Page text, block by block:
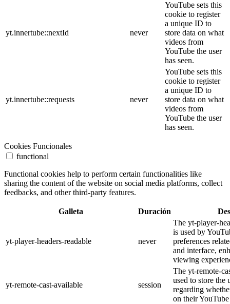
yt.innertube::nextId never
YouTube sets this
cookie to register
a unique ID to
store data on what
videos from
YouTube the user
has seen.
yt.innertube::requests never
YouTube sets this
cookie to register
a unique ID to
store data on what
videos from
YouTube the user
has seen.
Cookies Funcionales
functional
Functional cookies help to perform certain functionalities like
sharing the content of the website on social media platforms, collect
feedbacks, and other third-party features.
Galleta Duración
yt-player-headers-readable never
The yt-player-
is used by
preferences
and interface,
viewing
yt-remote-cast-available session
The yt-remote-
used to store the
regarding
on their